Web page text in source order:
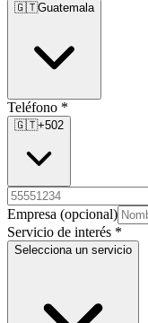
🇬🇹Guatemala
Teléfono *
🇬🇹+502
Empresa (opcional)
Servicio de interés *
Selecciona un servicio